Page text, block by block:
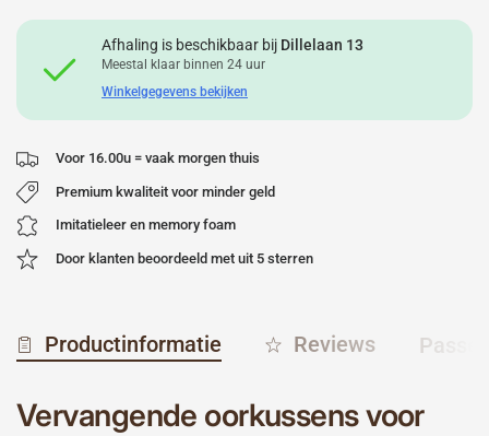
Afhaling is beschikbaar bij Dillelaan 13
Meestal klaar binnen 24 uur
Winkelgegevens bekijken
Voor 16.00u = vaak morgen thuis
Premium kwaliteit voor minder geld
Imitatieleer en memory foam
Door klanten beoordeeld met uit 5 sterren
Productinformatie Reviews
Vervangende oorkussens voor